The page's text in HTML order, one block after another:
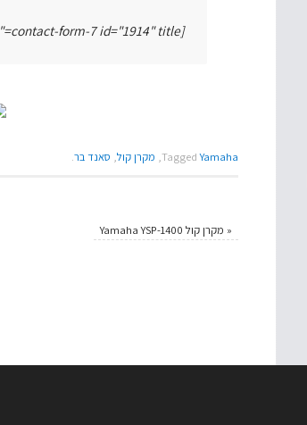
[contact-form-7 id="1914" title="הזמנה"]
TaggedYamaha
, מקרן קול, סאנד בר.
« מקרן קול Yamaha YSP-1400